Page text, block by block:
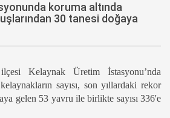
koruma altında
30 tanesi doğaya
Kelaynak Üretim İstasyonu’nda
sayısı, son yıllardaki rekor
gelen 53 yavru ile birlikte sayısı 336'e